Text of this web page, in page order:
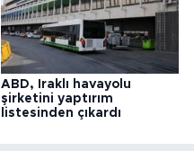
ABD, Iraklı havayolu
şirketini yaptırım
listesinden çıkardı